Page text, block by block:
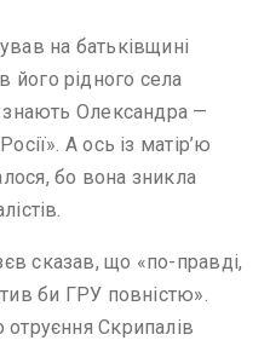
на батьківщині
його рідного села
знають Олександра —
А ось із матір’ю
бо вона зникла
сказав, що «по-правді,
би ГРУ повністю».
Скрипалів